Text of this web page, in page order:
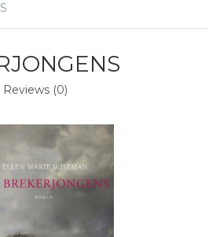
Reviews (0)